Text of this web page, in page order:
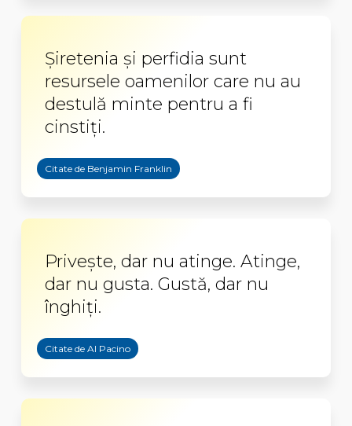
Șiretenia și perfidia sunt
resursele oamenilor care nu au
destulă minte pentru a fi
cinstiți.
Citate de Benjamin Franklin
Privește, dar nu atinge. Atinge,
dar nu gusta. Gustă, dar nu
înghiți.
Citate de Al Pacino